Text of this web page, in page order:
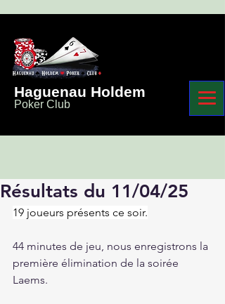
Haguenau Holdem
Poker Club
Résultats du 11/04/25
19 joueurs présents ce soir.
44 minutes de jeu, nous enregistrons la
première élimination de la soirée
Laems.